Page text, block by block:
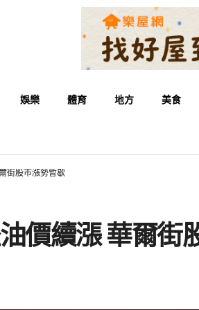
娛樂 體育 地方 美食
街股市漲勢暫歇
價續漲 華爾街